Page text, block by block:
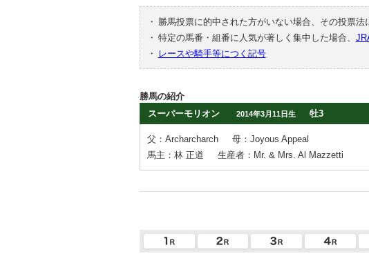
・ 勝馬投票に的中された方がいない場合、その投票法
・ 特定の馬番・組番に人気が著しく集中した場合、
・
レースや騎手等につく記号
勝馬の紹介
スーパーモリオン
2014年3月11日生 牡3
父：Archarcharch
母：Joyous Appeal
馬主：林 正道
生産者：Mr. & Mrs. Al Mazzetti